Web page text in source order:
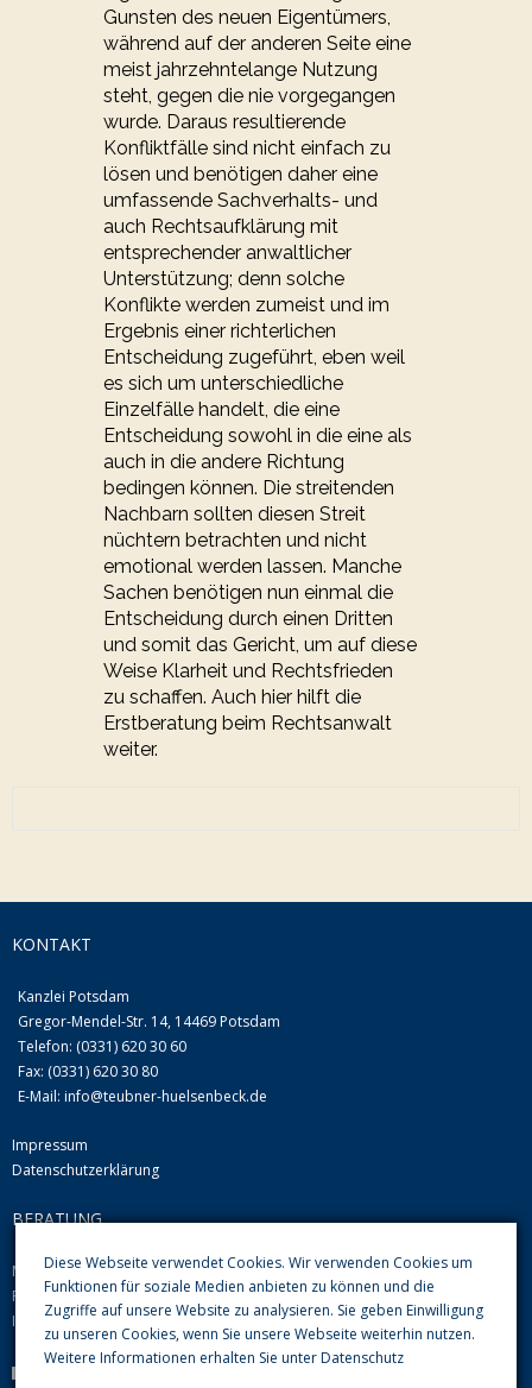
Gunsten des neuen Eigentümers,
während auf der anderen Seite eine
meist jahrzehntelange Nutzung
steht, gegen die nie vorgegangen
wurde. Daraus resultierende
Konfliktfälle sind nicht einfach zu
lösen und benötigen daher eine
umfassende Sachverhalts- und
auch Rechtsaufklärung mit
entsprechender anwaltlicher
Unterstützung; denn solche
Konflikte werden zumeist und im
Ergebnis einer richterlichen
Entscheidung zugeführt, eben weil
es sich um unterschiedliche
Einzelfälle handelt, die eine
Entscheidung sowohl in die eine als
auch in die andere Richtung
bedingen können. Die streitenden
Nachbarn sollten diesen Streit
nüchtern betrachten und nicht
emotional werden lassen. Manche
Sachen benötigen nun einmal die
Entscheidung durch einen Dritten
und somit das Gericht, um auf diese
Weise Klarheit und Rechtsfrieden
zu schaffen. Auch hier hilft die
Erstberatung beim Rechtsanwalt
weiter.
KONTAKT
Kanzlei Potsdam
Gregor-Mendel-Str. 14, 14469 Potsdam
Telefon: (0331) 620 30 60
Fax: (0331) 620 30 80
E-Mail: info@teubner-huelsenbeck.de
Impressum
Datenschutzerklärung
BERATUNG
Mo-Do von 09.00 Uhr-12.00 Uhr und 13.00-16.00 Uhr
Fr 08.00 Uhr-12.00 Uhr
Im Übrigen nach Vereinbarung
Diese Webseite verwendet Cookies. Wir verwenden Cookies um
Funktionen für soziale Medien anbieten zu können und die
Zugriffe auf unsere Website zu analysieren. Sie geben Einwilligung
zu unseren Cookies, wenn Sie unsere Webseite weiterhin nutzen.
Weitere Informationen erhalten Sie unterDatenschutz